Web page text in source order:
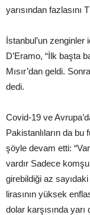
yarısından fazlasını
İstanbul’un
D’Eramo, “İlk başta
Mısır’dan geldi.
dedi.
Covid-19 ve
Pakistanlıların da bu
şöyle devam etti:
vardır Sadece
girebildiği az sayıdaki
lirasının yüksek
dolar karşısında